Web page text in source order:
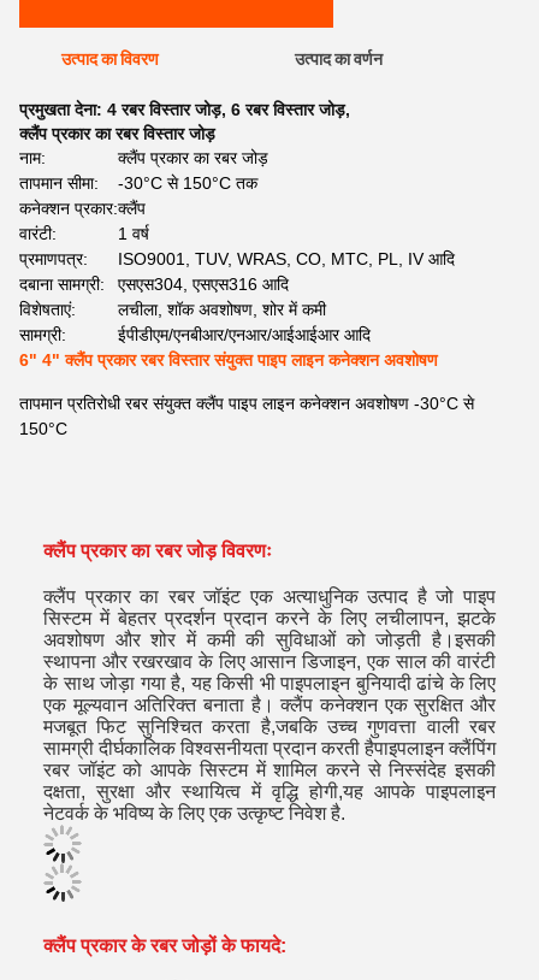
उत्पाद का विवरण उत्पाद का वर्णन
प्रमुखता देना: 4 रबर विस्तार जोड़, 6 रबर विस्तार जोड़,
क्लैंप प्रकार का रबर विस्तार जोड़
नाम:
क्लैंप प्रकार का रबर जोड़
तापमान सीमा:
-30°C से 150°C तक
कनेक्शन प्रकार:क्लैंप
वारंटी:
1 वर्ष
प्रमाणपत्र:
ISO9001, TUV, WRAS, CO, MTC, PL, IV आदि
दबाना सामग्री:
एसएस304, एसएस316 आदि
विशेषताएं:
लचीला, शॉक अवशोषण, शोर में कमी
सामग्री:
ईपीडीएम/एनबीआर/एनआर/आईआईआर आदि
6" 4" क्लैंप प्रकार रबर विस्तार संयुक्त पाइप लाइन कनेक्शन अवशोषण
तापमान प्रतिरोधी रबर संयुक्त क्लैंप पाइप लाइन कनेक्शन अवशोषण -30°C से
150°C
क्लैंप प्रकार का रबर जोड़ विवरणः
क्लैंप प्रकार का रबर जॉइंट एक अत्याधुनिक उत्पाद है जो पाइप
सिस्टम में बेहतर प्रदर्शन प्रदान करने के लिए लचीलापन, झटके
अवशोषण और शोर में कमी की सुविधाओं को जोड़ती है।इसकी
स्थापना और रखरखाव के लिए आसान डिजाइन, एक साल की वारंटी
के साथ जोड़ा गया है, यह किसी भी पाइपलाइन बुनियादी ढांचे के लिए
एक मूल्यवान अतिरिक्त बनाता है। क्लैंप कनेक्शन एक सुरक्षित और
मजबूत फिट सुनिश्चित करता है,जबकि उच्च गुणवत्ता वाली रबर
सामग्री दीर्घकालिक विश्वसनीयता प्रदान करती हैपाइपलाइन क्लैंपिंग
रबर जॉइंट को आपके सिस्टम में शामिल करने से निस्संदेह इसकी
दक्षता, सुरक्षा और स्थायित्व में वृद्धि होगी,यह आपके पाइपलाइन
नेटवर्क के भविष्य के लिए एक उत्कृष्ट निवेश है.
क्लैंप प्रकार के रबर जोड़ों के फायदे: